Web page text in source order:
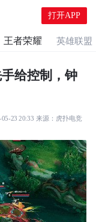
打开APP
王者荣耀 英雄联盟
给控制，钟
05-23 20:33 来源： 虎扑电竞